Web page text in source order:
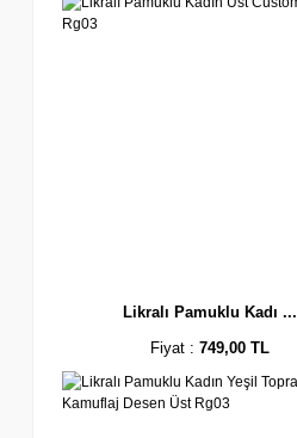
Likralı Pamuklu Kadı ...
Fiyat :749,00 TL